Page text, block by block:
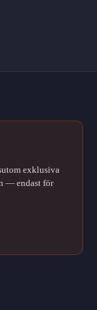
exklusiva
— endast för